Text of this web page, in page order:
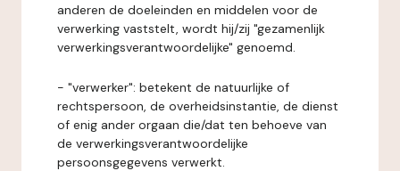
anderen de doeleinden en middelen voor de
verwerking vaststelt, wordt hij/zij "gezamenlijk
verwerkingsverantwoordelijke" genoemd.
- "verwerker": betekent de natuurlijke of
rechtspersoon, de overheidsinstantie, de dienst
of enig ander orgaan die/dat ten behoeve van
de verwerkingsverantwoordelijke
persoonsgegevens verwerkt.